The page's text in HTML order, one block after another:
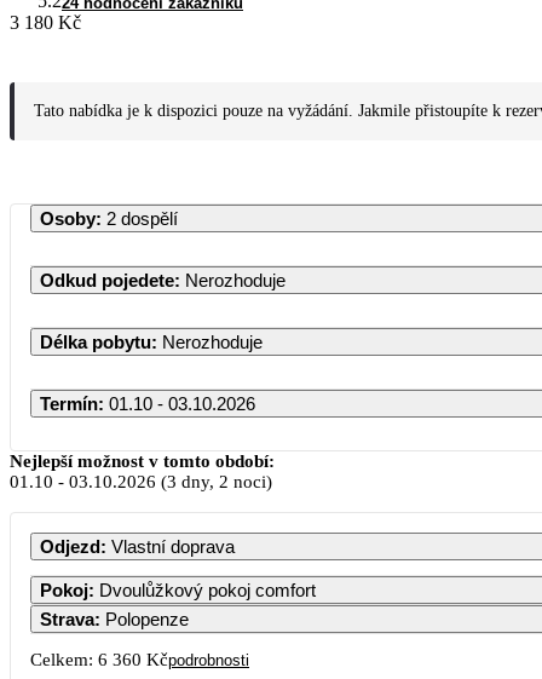
3 180 Kč
Tato nabídka je k dispozici pouze na vyžádání. Jakmile přistoupíte k
Osoby: 2 dospělí
Odkud pojedete: Nerozhoduje
Délka pobytu: Nerozhoduje
Termín: 01.10 - 03.10.2026
Nejlepší možnost v tomto období:
01.10 - 03.10.2026 (3 dny, 2 noci)
Odjezd: Vlastní doprava
Pokoj: Dvoulůžkový pokoj comfort
Strava: Polopenze
Celkem: 6 360 Kčpodrobnosti